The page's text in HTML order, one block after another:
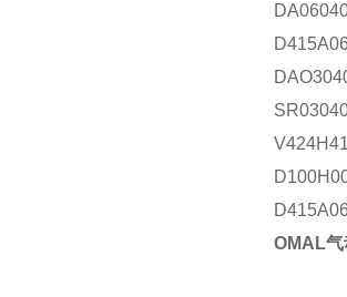
OMAL气